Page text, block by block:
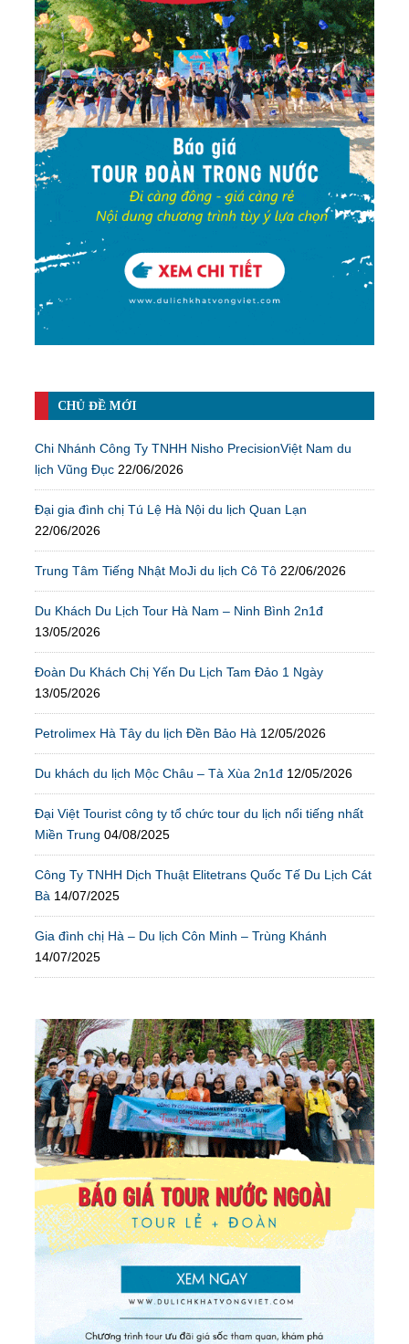
CHỦ ĐỀ MỚI
Chi Nhánh Công Ty TNHH Nisho PrecisionViệt Nam du
lịch Vũng Đục 22/06/2026
Đại gia đình chị Tú Lệ Hà Nội du lịch Quan Lạn
22/06/2026
Trung Tâm Tiếng Nhật MoJi du lịch Cô Tô 22/06/2026
Du Khách Du Lịch Tour Hà Nam – Ninh Bình 2n1đ
13/05/2026
Đoàn Du Khách Chị Yến Du Lịch Tam Đảo 1 Ngày
13/05/2026
Petrolimex Hà Tây du lịch Đền Bảo Hà 12/05/2026
Du khách du lịch Mộc Châu – Tà Xùa 2n1đ 12/05/2026
Đại Việt Tourist công ty tổ chức tour du lịch nổi tiếng nhất
Miền Trung 04/08/2025
Công Ty TNHH Dịch Thuật Elitetrans Quốc Tế Du Lịch Cát
Bà 14/07/2025
Gia đình chị Hà – Du lịch Côn Minh – Trùng Khánh
14/07/2025